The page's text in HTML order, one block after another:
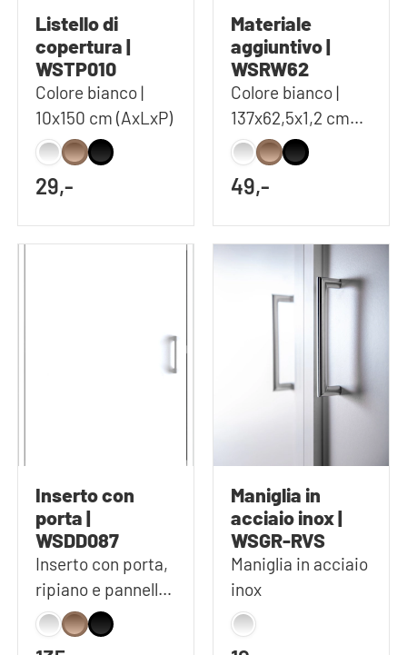
Listello di
copertura |
WSTP010
Colore bianco |
10x150 cm (AxLxP)
29,-
Materiale
aggiuntivo |
WSRW62
Colore bianco |
137x62,5x1,2 cm
(AxLxP)
49,-
Inserto con
porta |
WSDD087
Inserto con porta,
ripiano e pannello
posteriore
Maniglia in
acciaio inox |
WSGR-RVS
Maniglia in acciaio
inox